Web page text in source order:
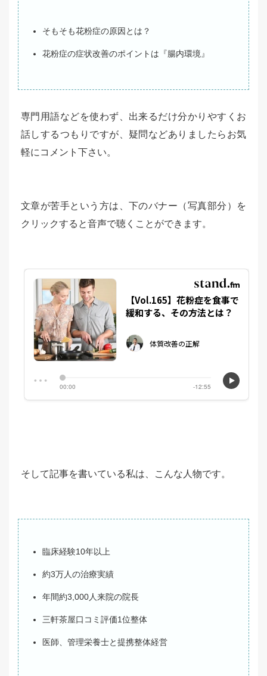
そもそも花粉症の原因とは？
花粉症の症状改善のポイントは『腸内環境』
専門用語などを使わず、出来るだけ分かりやすくお
話しするつもりですが、疑問などありましたらお気
軽にコメント下さい。
文章が苦手という方は、下のバナー（写真部分）を
クリックすると音声で聴くことができます。
そして記事を書いている私は、こんな人物です。
臨床経験10年以上
約3万人の治療実績
年間約3,000人来院の院長
三軒茶屋口コミ評価1位整体
医師、管理栄養士と提携整体経営